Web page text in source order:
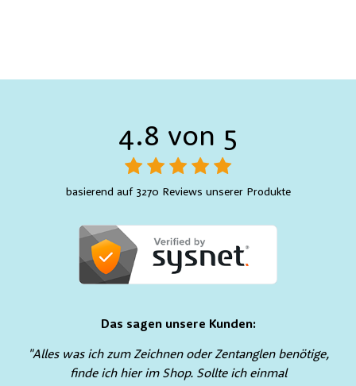
4.8 von 5
basierend auf 3270 Reviews unserer Produkte
Das sagen unsere Kunden:
"Alles was ich zum Zeichnen oder Zentanglen benötige,
finde ich hier im Shop. Sollte ich einmal